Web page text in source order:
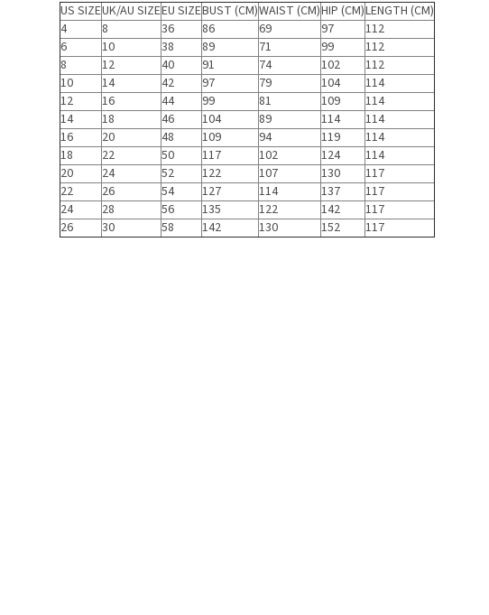
US SIZEUK/AU SIZEEU SIZEBUST (CM)WAIST (CM)HIP (CM)LENGTH (CM)
4
8 36 86 69 97
112
6
10 38 89 71 99
112
8
12 40 91 74 102
112
10
14 42 97 79 104
114
12
16 44 99 81 109
114
14
18 46 104 89 114
114
16
20 48 109 94 119
114
18
22 50 117 102 124
114
20
24 52 122 107 130
117
22
26 54 127 114 137
117
24
28 56 135 122 142
117
26
30 58 142 130 152 117